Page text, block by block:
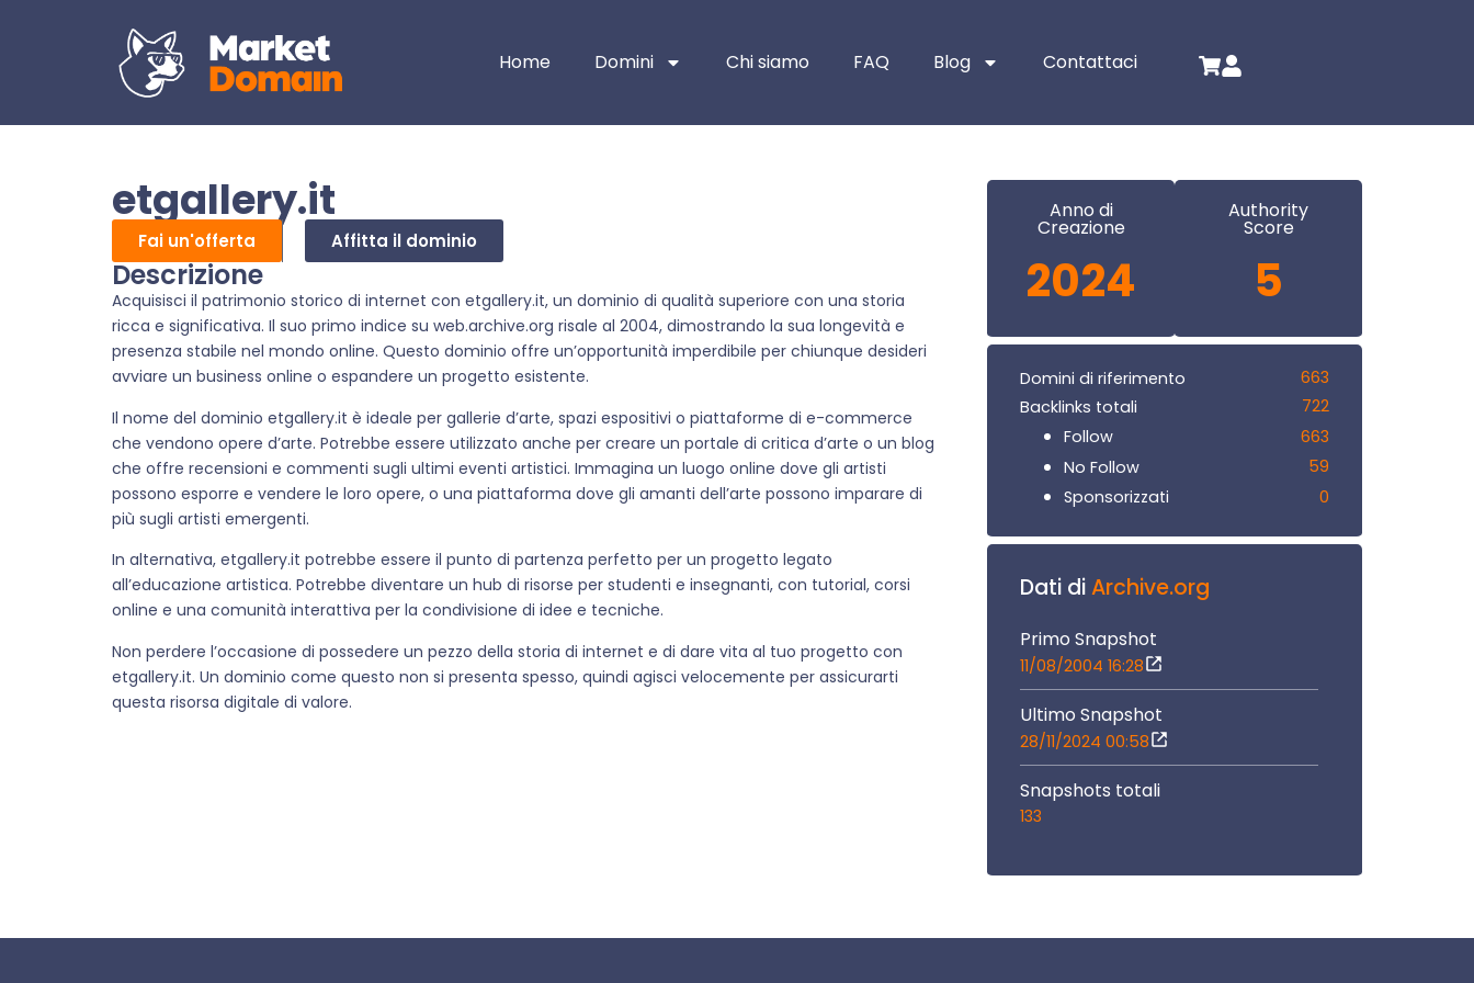
Home Domini Chi siamo FAQ Blog Contattaci
etgallery.it
Fai un'offerta Affitta il dominio
Descrizione
Acquisisci il patrimonio storico di internet con etgallery.it, un dominio di qualità superiore con una storia
ricca e significativa. Il suo primo indice su web.archive.org risale al 2004, dimostrando la sua longevità e
presenza stabile nel mondo online. Questo dominio offre un’opportunità imperdibile per chiunque desideri
avviare un business online o espandere un progetto esistente.
Il nome del dominio etgallery.it è ideale per gallerie d’arte, spazi espositivi o piattaforme di e-commerce
che vendono opere d’arte. Potrebbe essere utilizzato anche per creare un portale di critica d’arte o un blog
che offre recensioni e commenti sugli ultimi eventi artistici. Immagina un luogo online dove gli artisti
possono esporre e vendere le loro opere, o una piattaforma dove gli amanti dell’arte possono imparare di
più sugli artisti emergenti.
In alternativa, etgallery.it potrebbe essere il punto di partenza perfetto per un progetto legato
all’educazione artistica. Potrebbe diventare un hub di risorse per studenti e insegnanti, con tutorial, corsi
online e una comunità interattiva per la condivisione di idee e tecniche.
Non perdere l’occasione di possedere un pezzo della storia di internet e di dare vita al tuo progetto con
etgallery.it. Un dominio come questo non si presenta spesso, quindi agisci velocemente per assicurarti
questa risorsa digitale di valore.
Anno di
Creazione
2024
Authority
Score
5
Domini di riferimento
663
Backlinks totali
722
Follow
663
No Follow
59
Sponsorizzati
0
Dati diArchive.org
Primo Snapshot
11/08/2004 16:28
Ultimo Snapshot
28/11/2024 00:58
Snapshots totali
133